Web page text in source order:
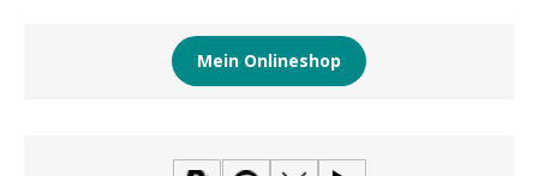
Mein Onlineshop